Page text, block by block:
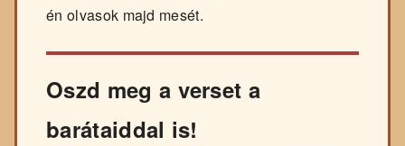
én olvasok majd mesét.
Oszd meg a verset a
barátaiddal is!